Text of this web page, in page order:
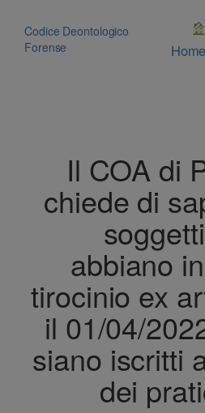
contenuto
Codice Deontologico
Forense
Il COA di
chiede di
abbiano
tirocinio ex
il 01/04/
siano iscritti
dei